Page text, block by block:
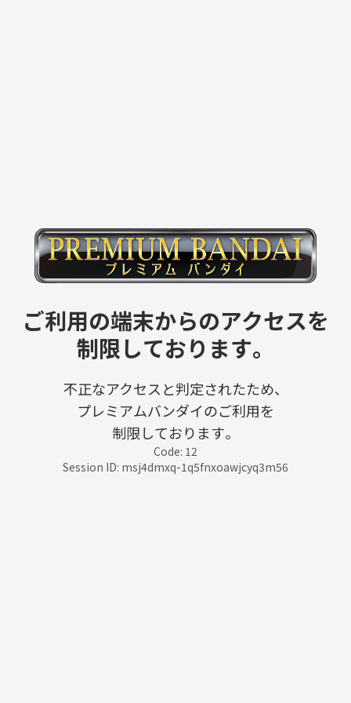
ご利用の端末からのアクセスを
制限しております。
不正なアクセスと判定されたため、
プレミアムバンダイのご利用を
制限しております。
Code: 12
Session ID: msj4dmxq-1q5fnxoawjcyq3m56